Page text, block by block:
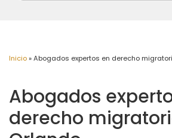
Inicio»Abogados expertos en derecho
Abogados
derecho